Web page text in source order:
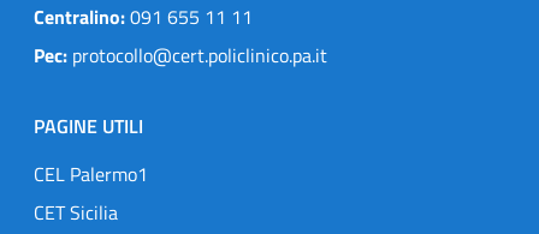
Centralino:091 655 11 11
Pec: protocollo@cert.policlinico.pa.it
PAGINE UTILI
CEL Palermo1
CET Sicilia